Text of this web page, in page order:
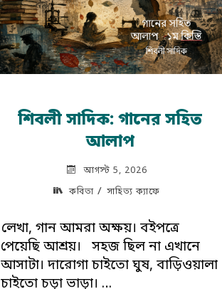
শিবলী সাদিক: গানের সহিত
আলাপ
আগস্ট 5, 2026
কবিতা/ সাহিত্য ক্যাফে
লেখা, গান আমরা অক্ষয়। বইপত্রে
পেয়েছি আশ্রয়। সহজ ছিল না এখানে
আসাটা। দারোগা চাইতো ঘুষ, বাড়িওয়ালা
চাইতো চড়া ভাড়া। …